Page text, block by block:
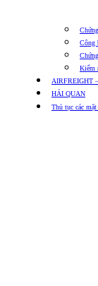
Công
Kiểm
AIRFREIGHT
HẢI QUAN
Thủ tục các mặt